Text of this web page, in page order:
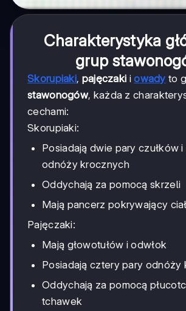
Charakterystyka
grup
Skorupiaki, pajęczaki iowady to
stawonogów, każda z
cechami:
Skorupiaki:
Posiadają dwie pary czułków
odnóży krocznych
Oddychają za pomocą skrzeli
Mają pancerz pokrywający
Pajęczaki:
Mają głowotułów i odwłok
Posiadają cztery pary odnóży
Oddychają za pomocą
tchawek